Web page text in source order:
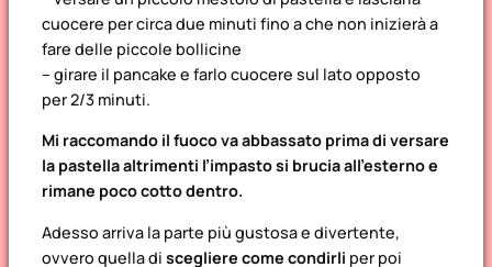
cuocere per circa due minuti fino a che non inizierà a
fare delle piccole bollicine
– girare il pancake e farlo cuocere sul lato opposto
per 2/3 minuti.
Mi raccomando il fuoco va abbassato prima di versare
la pastella altrimenti l’impasto si brucia all’esterno e
rimane poco cotto dentro.
Adesso arriva la parte più gustosa e divertente,
ovvero quella di scegliere come condirli per poi